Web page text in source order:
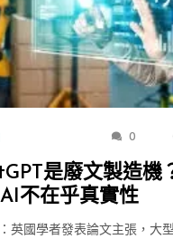
0
是廢文製造機
不在乎真實性
英國學者發表論文主張，大